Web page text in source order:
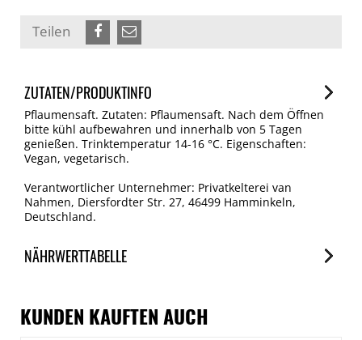
Teilen
ZUTATEN/PRODUKTINFO
Pflaumensaft. Zutaten: Pflaumensaft. Nach dem Öffnen
bitte kühl aufbewahren und innerhalb von 5 Tagen
genießen. Trinktemperatur 14-16 °C. Eigenschaften:
Vegan, vegetarisch.
Verantwortlicher Unternehmer: Privatkelterei van
Nahmen, Diersfordter Str. 27, 46499 Hamminkeln,
Deutschland.
NÄHRWERTTABELLE
je 100ml
Brennwert
KUNDEN KAUFTEN AUCH